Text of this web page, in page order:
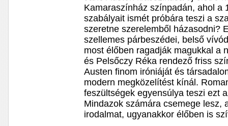
Kamaraszínház színpadán, ahol a
szabályait ismét próbára teszi a
szeretne szerelemből házasodni?
szellemes párbeszédei, belső
most élőben ragadják magukkal a
és Pelsőczy Réka rendező friss
Austen finom iróniáját és
modern megközelítést kínál.
feszültségek egyensúlya teszi ezt
Mindazok számára csemege lesz,
irodalmat, ugyanakkor élőben is